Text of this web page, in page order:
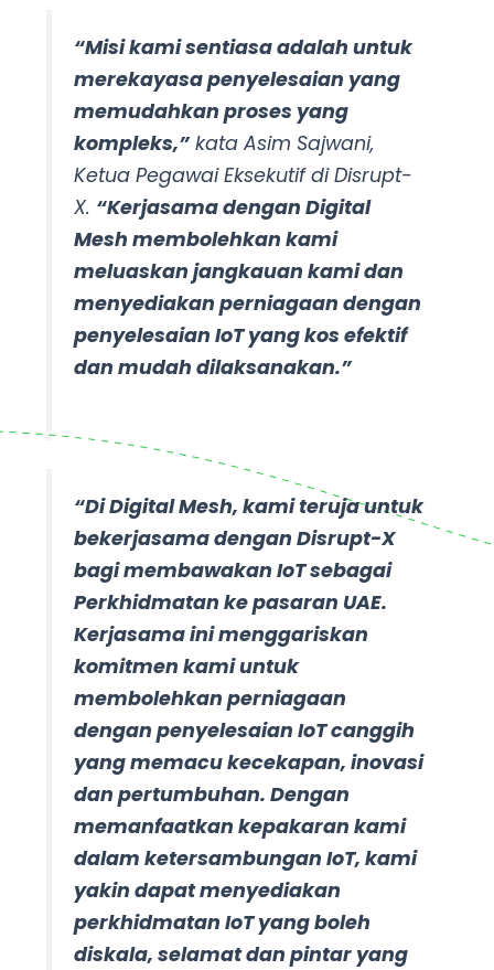
“Misi kami sentiasa adalah untuk
merekayasa penyelesaian yang
memudahkan proses yang
kompleks,”kata Asim Sajwani,
Ketua Pegawai Eksekutif di Disrupt-
X. “Kerjasama dengan Digital
Mesh membolehkan kami
meluaskan jangkauan kami dan
menyediakan perniagaan dengan
penyelesaian IoT yang kos efektif
dan mudah dilaksanakan.”
“Di Digital Mesh, kami teruja untuk
bekerjasama dengan Disrupt-X
bagi membawakan IoT sebagai
Perkhidmatan ke pasaran UAE.
Kerjasama ini menggariskan
komitmen kami untuk
membolehkan perniagaan
dengan penyelesaian IoT canggih
yang memacu kecekapan, inovasi
dan pertumbuhan. Dengan
memanfaatkan kepakaran kami
dalam ketersambungan IoT, kami
yakin dapat menyediakan
perkhidmatan IoT yang boleh
diskala, selamat dan pintar yang